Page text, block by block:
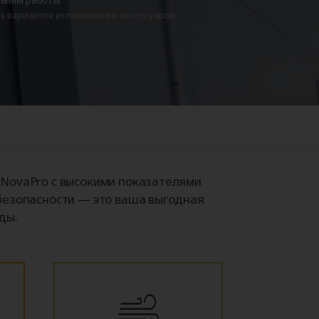
Аксессуары для
автоматики
вариантов исполнения и аксессуаров
с высокими показателями
— это ваша выгодная